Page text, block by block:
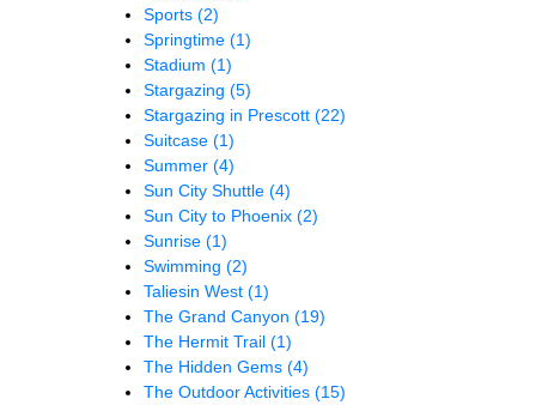
Sports (2)
Springtime (1)
Stadium (1)
Stargazing (5)
Stargazing in Prescott (22)
Suitcase (1)
Summer (4)
Sun City Shuttle (4)
Sun City to Phoenix (2)
Sunrise (1)
Swimming (2)
Taliesin West (1)
The Grand Canyon (19)
The Hermit Trail (1)
The Hidden Gems (4)
The Outdoor Activities (15)